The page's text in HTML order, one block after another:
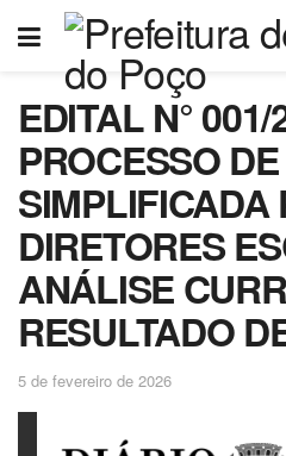
EDITAL N° 001/
PROCESSO
SIMPLIFICADA
DIRETORES
ANÁLISE
RESULTADO
5 de fevereiro de 2026